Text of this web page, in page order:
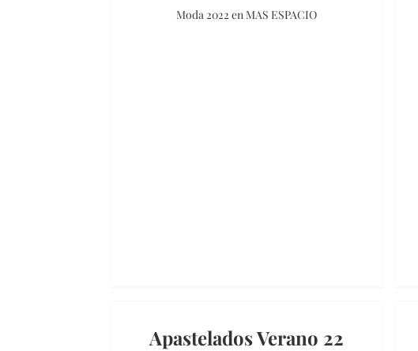
Moda 2022 en MAS ESPACIO
Apastelados Verano 22